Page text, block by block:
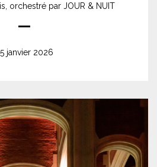
orchestré par JOUR & NUIT
janvier 2026